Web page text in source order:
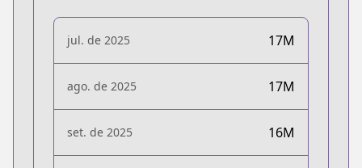
jul. de 2025 17M
ago. de 2025 17M
set. de 2025 16M